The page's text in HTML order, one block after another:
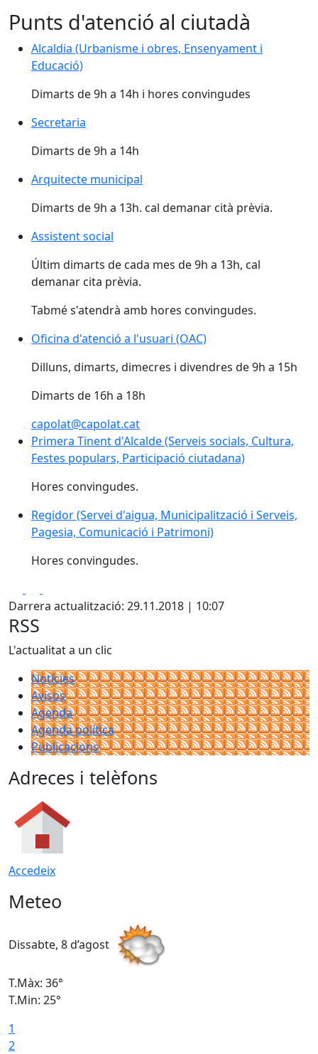
Punts d'atenció al ciutadà
Alcaldia (Urbanisme i obres, Ensenyament i
Educació)
Dimarts de 9h a 14h i hores convingudes
Secretaria
Dimarts de 9h a 14h
Arquitecte municipal
Dimarts de 9h a 13h. cal demanar cità prèvia.
Assistent social
Últim dimarts de cada mes de 9h a 13h, cal
demanar cita prèvia.
Tabmé s'atendrà amb hores convingudes.
Oficina d'atenció a l'usuari (OAC)
Dilluns, dimarts, dimecres i divendres de 9h a 15h
Dimarts de 16h a 18h
capolat@capolat.cat
Primera Tinent d'Alcalde (Serveis socials, Cultura,
Festes populars, Participació ciutadana)
Hores convingudes.
Regidor (Servei d'aigua, Municipalització i Serveis,
Pagesia, Comunicació i Patrimoni)
Hores convingudes.
Darrera actualització: 29.11.2018 | 10:07
RSS
L'actualitat a un clic
Notícies
Avisos
Agenda
Agenda política
Publicacions
Adreces i telèfons
Accedeix
Meteo
Dissabte, 8 d’agost
T.Màx: 36°
T.Min: 25°
1
2